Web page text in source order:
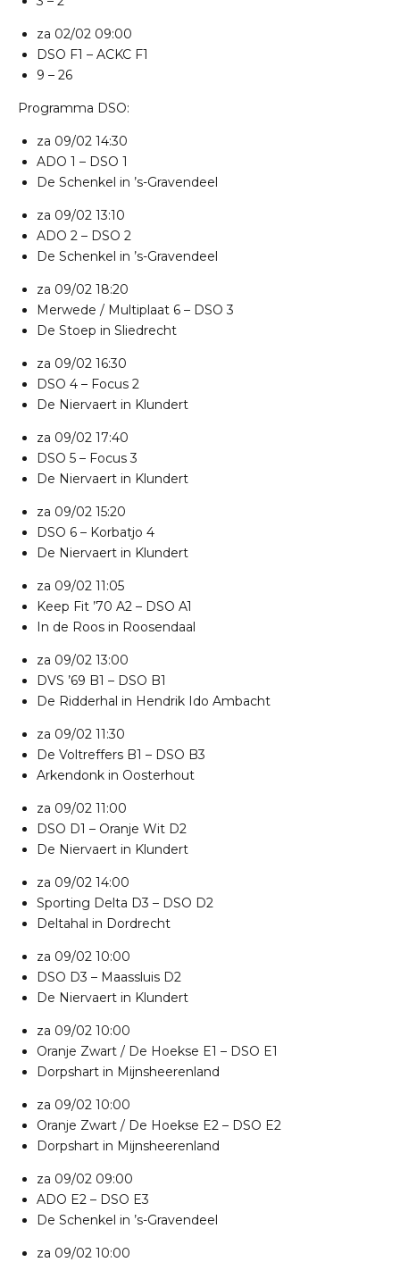
za 02/02 09:00
DSO F1 – ACKC F1
9 – 26
Programma DSO:
za 09/02 14:30
ADO 1 – DSO 1
De Schenkel in ’s-Gravendeel
za 09/02 13:10
ADO 2 – DSO 2
De Schenkel in ’s-Gravendeel
za 09/02 18:20
Merwede / Multiplaat 6 – DSO 3
De Stoep in Sliedrecht
za 09/02 16:30
DSO 4 – Focus 2
De Niervaert in Klundert
za 09/02 17:40
DSO 5 – Focus 3
De Niervaert in Klundert
za 09/02 15:20
DSO 6 – Korbatjo 4
De Niervaert in Klundert
za 09/02 11:05
Keep Fit ’70 A2 – DSO A1
In de Roos in Roosendaal
za 09/02 13:00
DVS ’69 B1 – DSO B1
De Ridderhal in Hendrik Ido Ambacht
za 09/02 11:30
De Voltreffers B1 – DSO B3
Arkendonk in Oosterhout
za 09/02 11:00
DSO D1 – Oranje Wit D2
De Niervaert in Klundert
za 09/02 14:00
Sporting Delta D3 – DSO D2
Deltahal in Dordrecht
za 09/02 10:00
DSO D3 – Maassluis D2
De Niervaert in Klundert
za 09/02 10:00
Oranje Zwart / De Hoekse E1 – DSO E1
Dorpshart in Mijnsheerenland
za 09/02 10:00
Oranje Zwart / De Hoekse E2 – DSO E2
Dorpshart in Mijnsheerenland
za 09/02 09:00
ADO E2 – DSO E3
De Schenkel in ’s-Gravendeel
za 09/02 10:00